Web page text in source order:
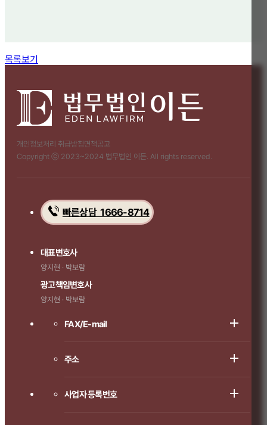
목록보기
개인정보처리 취급방침면책공고
Copyright ⓒ 2023~2024 법무법인 이든. All rights reserved.
빠른상담 1666-8714
대표변호사
양지현 · 박보람
광고책임변호사
양지현 · 박보람
FAX/E-mail
주소
사업자 등록번호